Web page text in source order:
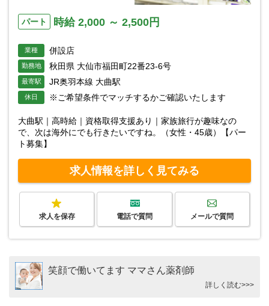
パート 時給 2,000 ～ 2,500円
業種 併設店
勤務地 秋田県 大仙市福田町22番23-6号
最寄駅 JR奥羽本線 大曲駅
休日 ※ご希望条件でマッチするかご確認いたします
大曲駅｜高時給｜資格取得支援あり｜家族旅行が趣味なの
で、次は海外にでも行きたいですね。（女性・45歳）【パー
ト募集】
求人情報を詳しく見てみる
求人を保存 電話で質問 メールで質問
笑顔で働いてます ママさん薬剤師
詳しく読む>>>